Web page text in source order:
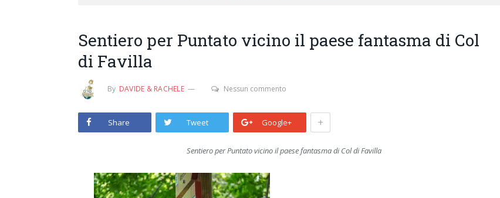
Sentiero per Puntato vicino il paese fantasma di Col
di Favilla
By DAVIDE & RACHELE Nessun commento
Share Tweet Google+ +
Sentiero per Puntato vicino il paese fantasma di Col di Favilla